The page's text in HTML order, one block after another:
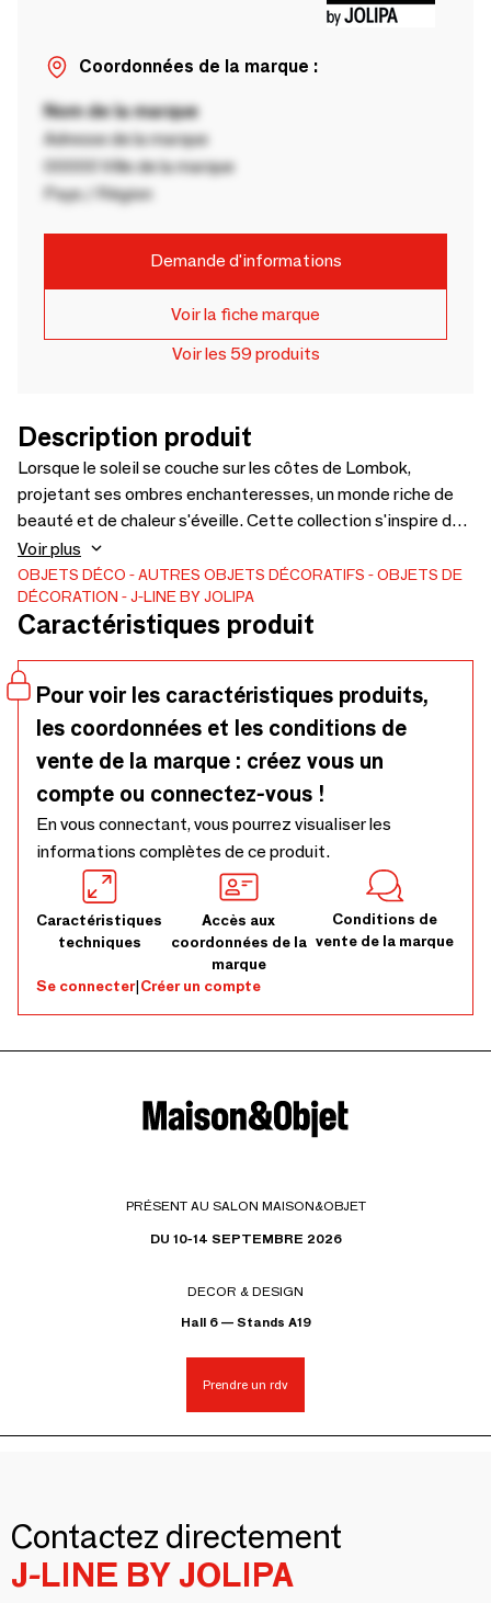
Coordonnées de la marque :
Nom de la marque
Adresse de la marque
00000 Ville de la marque
Pays / Région
Demande d'informations
Voir la fiche marque
Voir les 59 produits
Description produit
Lorsque le soleil se couche sur les côtes de Lombok,
projetant ses ombres enchanteresses, un monde riche de
beauté et de chaleur s'éveille. Cette collection s'inspire de
ce paradis indonésien captivant, mêlant la splendeur
mystique de Lombok à l'élégance intemporelle des tons
noirs et beiges. Chaque article de cette collection incarne
l'esprit de la beauté naturelle de Lombok. Qu'il s'agisse
indonésien traditionnel, ou d'un vase noir épuré rappelant
l’essence de ses volcans, Black Lombok insuffle le style de
l'île dans votre maison.
Voir plus
OBJETS DÉCO AUTRES OBJETS DÉCORATIFS
OBJETS DE
DÉCORATION
J-LINE BY JOLIPA
Caractéristiques produit
Pour voir les caractéristiques produits,
les coordonnées et les conditions de
vente de la marque : créez vous un
compte ou connectez-vous !
En vous connectant, vous pourrez visualiser les
informations complètes de ce produit.
Caractéristiques
techniques
Accès aux
coordonnées de la
marque
Conditions de
vente de la marque
Se connecter|Créer un compte
PRÉSENT AU SALON MAISON&OBJET
DU 10-14 SEPTEMBRE 2026
DECOR & DESIGN
Hall 6 — Stands A19
Prendre un rdv
Contactez directement
J-LINE BY JOLIPA